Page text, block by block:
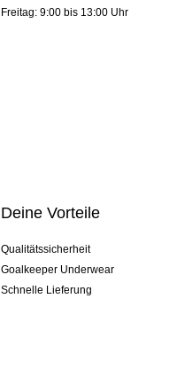
Freitag: 9:00 bis 13:00 Uhr
Deine Vorteile
Qualitätssicherheit
Goalkeeper Underwear
Schnelle Lieferung